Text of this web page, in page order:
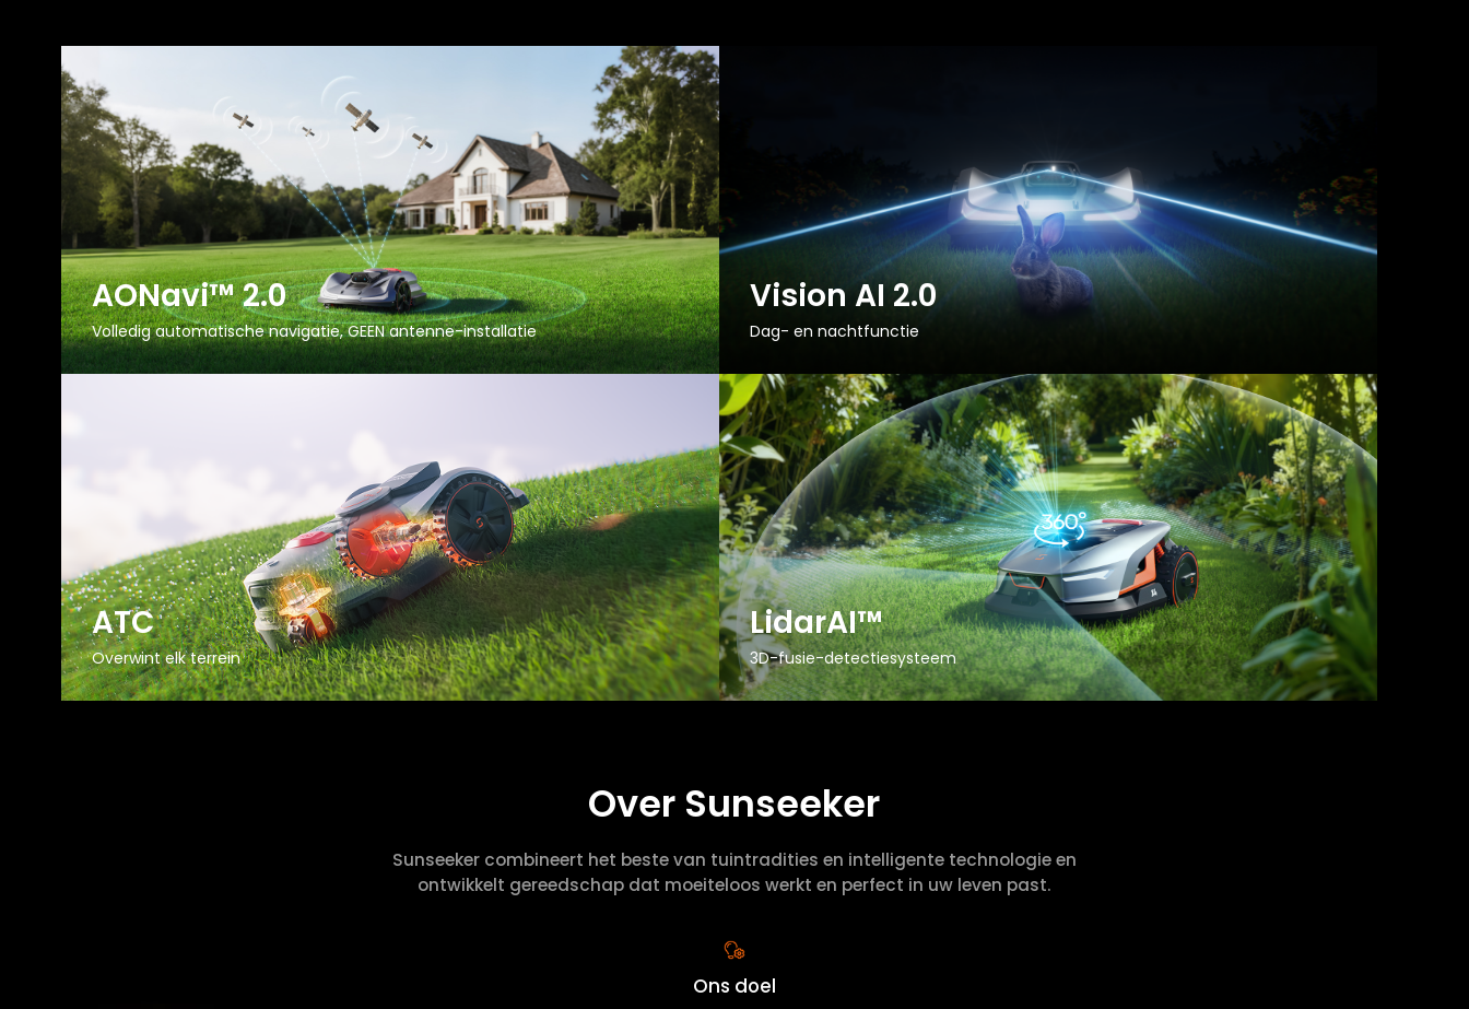
AONavi™ 2.0
Volledig automatische navigatie, GEEN antenne-installatie
Vision AI 2.0
Dag- en nachtfunctie
ATC
Overwint elk terrein
LidarAI™
3D-fusie-detectiesysteem
Over Sunseeker
Sunseeker combineert het beste van tuintradities en intelligente technologie en
ontwikkelt gereedschap dat moeiteloos werkt en perfect in uw leven past.
Ons doel